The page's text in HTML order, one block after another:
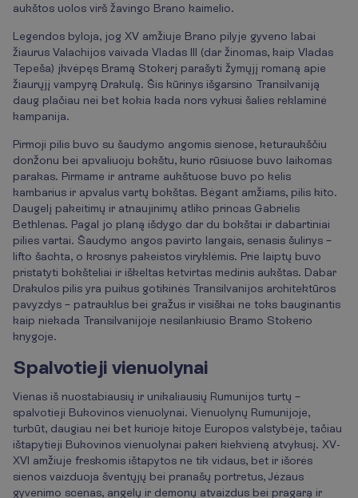
aukštos uolos virš žavingo Brano kaimelio.
Legendos byloja, jog XV amžiuje Brano pilyje gyveno labai
žiaurus Valachijos vaivada Vladas III (dar žinomas, kaip Vladas
Tepeša) įkvėpęs Bramą Stokerį parašyti žymųjį romaną apie
žiaurųjį vampyrą Drakulą. Šis kūrinys išgarsino Transilvaniją
daug plačiau nei bet kokia kada nors vykusi šalies reklaminė
kampanija.
Pirmoji pilis buvo su šaudymo angomis sienose, keturaukščiu
donžonu bei apvaliuoju bokštu, kurio rūsiuose buvo laikomas
parakas. Pirmame ir antrame aukštuose buvo po kelis
kambarius ir apvalus vartų bokštas. Bėgant amžiams, pilis kito.
Daugelį pakeitimų ir atnaujinimų atliko princas Gabrielis
Bethlenas. Pagal jo planą išdygo dar du bokštai ir dabartiniai
pilies vartai. Šaudymo angos pavirto langais, senasis šulinys –
lifto šachta, o krosnys pakeistos viryklėmis. Prie laiptų buvo
pristatyti bokšteliai ir iškeltas ketvirtas medinis aukštas. Dabar
Drakulos pilis yra puikus gotikinės Transilvanijos architektūros
pavyzdys – patrauklus bei gražus ir visiškai ne toks bauginantis
kaip niekada Transilvanijoje nesilankiusio Bramo Stokerio
knygoje.
Spalvotieji vienuolynai
Vienas iš nuostabiausių ir unikaliausių Rumunijos turtų –
spalvotieji Bukovinos vienuolynai. Vienuolynų Rumunijoje,
turbūt, daugiau nei bet kurioje kitoje Europos valstybėje, tačiau
ištapytieji Bukovinos vienuolynai pakeri kiekvieną atvykusį. XV-
XVI amžiuje freskomis ištapytos ne tik vidaus, bet ir išorės
sienos vaizduoja šventųjų bei pranašų portretus, Jėzaus
gyvenimo scenas, angelų ir demonų atvaizdus bei pragarą ir